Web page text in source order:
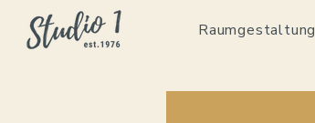
Raumgestaltung